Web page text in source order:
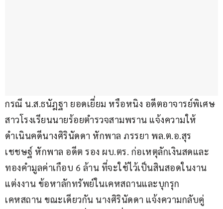
กรณี น.ส.ธนัฎฐา ยอดเยี่ยม หรือหนิง อดีตอาจารย์พิเศษ
สาวโรงเรียนนายร้อยตำรวจสามพราน แจ้งความให้
ดำเนินคดีนางศิรินัดดา หักพาล ภรรยา พล.ต.อ.สุร
เชชษฐ์ หักพาล อดีต รอง ผบ.ตร. ก่อเหตุลักเงินสดและ
ทองคำมูลค่าเกือบ 6 ล้าน ที่จะใช้ไว้เป็นสินสอดในงาน
แต่งงาน ข้อหาลักทรัพย์ในเคหสถานและบุกรุก
เคหสถาน ขณะเดียวกัน นางศิรินัดดา แจ้งความกลับคู่